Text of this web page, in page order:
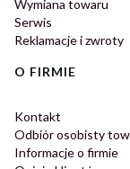
Wymiana towaru
Serwis
Reklamacje i zwroty
O FIRMIE
Kontakt
Odbiór osobisty
Informacje o firmie